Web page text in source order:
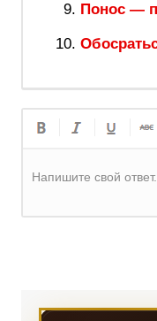
Понос —
Напишите свой ответ.